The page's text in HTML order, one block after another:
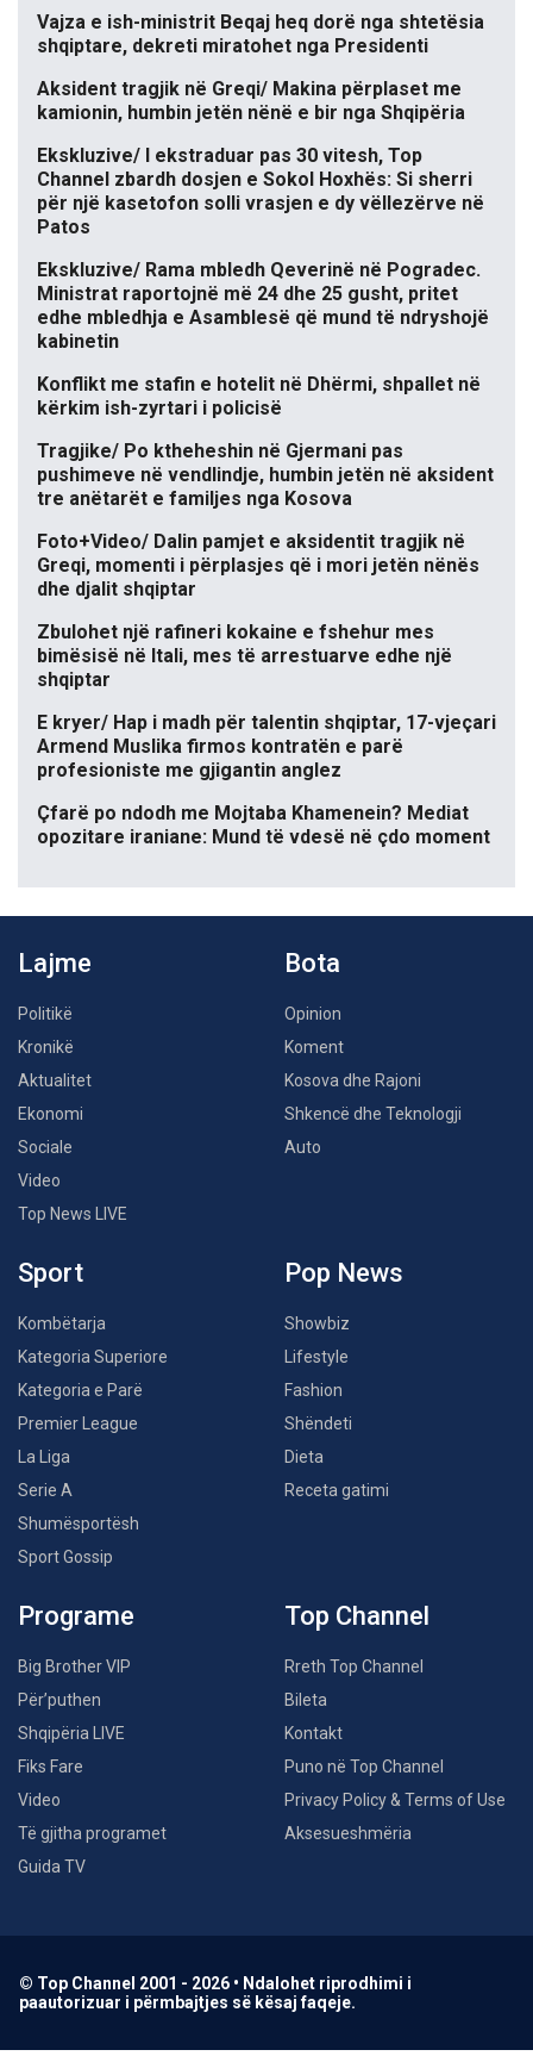
Vajza e ish-ministrit Beqaj heq dorë nga shtetësia
shqiptare, dekreti miratohet nga Presidenti
Aksident tragjik në Greqi/ Makina përplaset me
kamionin, humbin jetën nënë e bir nga Shqipëria
Ekskluzive/ I ekstraduar pas 30 vitesh, Top
Channel zbardh dosjen e Sokol Hoxhës: Si sherri
për një kasetofon solli vrasjen e dy vëllezërve në
Patos
Ekskluzive/ Rama mbledh Qeverinë në Pogradec.
Ministrat raportojnë më 24 dhe 25 gusht, pritet
edhe mbledhja e Asamblesë që mund të ndryshojë
kabinetin
Konflikt me stafin e hotelit në Dhërmi, shpallet në
kërkim ish-zyrtari i policisë
Tragjike/ Po ktheheshin në Gjermani pas
pushimeve në vendlindje, humbin jetën në aksident
tre anëtarët e familjes nga Kosova
Foto+Video/ Dalin pamjet e aksidentit tragjik në
Greqi, momenti i përplasjes që i mori jetën nënës
dhe djalit shqiptar
Zbulohet një rafineri kokaine e fshehur mes
bimësisë në Itali, mes të arrestuarve edhe një
shqiptar
E kryer/ Hap i madh për talentin shqiptar, 17-vjeçari
Armend Muslika firmos kontratën e parë
profesioniste me gjigantin anglez
Çfarë po ndodh me Mojtaba Khamenein? Mediat
opozitare iraniane: Mund të vdesë në çdo moment
Lajme
Politikë
Kronikë
Aktualitet
Ekonomi
Sociale
Video
Top News LIVE
Bota
Opinion
Koment
Kosova dhe Rajoni
Shkencë dhe Teknologji
Auto
Sport
Kombëtarja
Kategoria Superiore
Kategoria e Parë
Premier League
La Liga
Serie A
Shumësportësh
Sport Gossip
Pop News
Showbiz
Lifestyle
Fashion
Shëndeti
Dieta
Receta gatimi
Programe
Big Brother VIP
Për’puthen
Shqipëria LIVE
Fiks Fare
Video
Të gjitha programet
Guida TV
Top Channel
Rreth Top Channel
Bileta
Kontakt
Puno në Top Channel
Privacy Policy & Terms of Use
Aksesueshmëria
© Top Channel 2001 - 2026 • Ndalohet riprodhimi i
paautorizuar i përmbajtjes së kësaj faqeje.